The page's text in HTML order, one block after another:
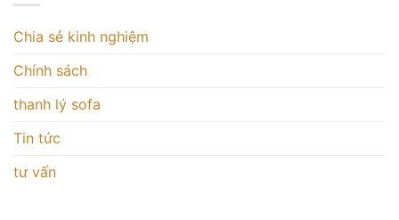
Chia sẻ kinh nghiệm
Chính sách
thanh lý sofa
Tin tức
tư vấn